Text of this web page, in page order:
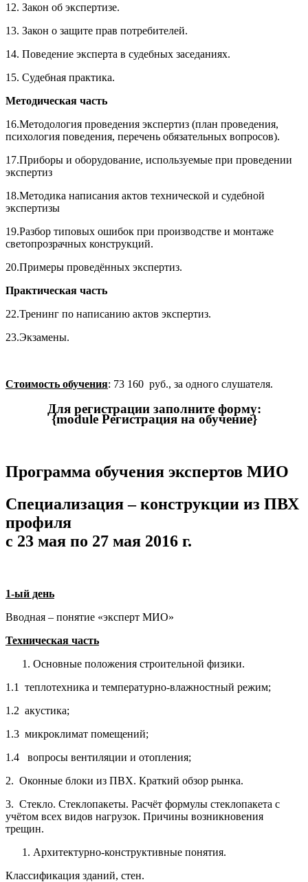
12. Закон об экспертизе.
13. Закон о защите прав потребителей.
14. Поведение эксперта в судебных заседаниях.
15. Судебная практика.
Методическая часть
16.Методология проведения экспертиз (план проведения,
психология поведения, перечень обязательных вопросов).
17.Приборы и оборудование, используемые при проведении
экспертиз
18.Методика написания актов технической и судебной
экспертизы
19.Разбор типовых ошибок при производстве и монтаже
светопрозрачных конструкций.
20.Примеры проведённых экспертиз.
Практическая часть
22.Тренинг по написанию актов экспертиз.
23.Экзамены.
Стоимость обучения: 73 160 руб., за одного слушателя.
Для регистрации заполните форму:
{module Регистрация на обучение}
Программа обучения экспертов МИО
Специализация – конструкции из ПВХ
профиля
с 23 мая по 27 мая 2016 г.
1-ый день
Вводная – понятие «эксперт МИО»
Техническая часть
Основные положения строительной физики.
1.1 теплотехника и температурно-влажностный режим;
1.2 акустика;
1.3 микроклимат помещений;
1.4 вопросы вентиляции и отопления;
2. Оконные блоки из ПВХ. Краткий обзор рынка.
3. Стекло. Стеклопакеты. Расчёт формулы стеклопакета с
учётом всех видов нагрузок. Причины возникновения
трещин.
Архитектурно-конструктивные понятия.
Классификация зданий, стен.